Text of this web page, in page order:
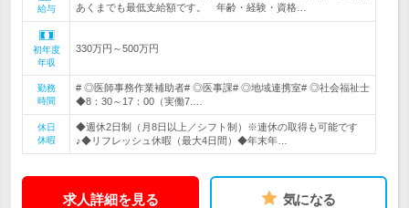
給与
あくまでも最低支給額です。 年齢・経験・資格…
初年度
年収
330万円～500万円
勤務
時間
# ◎医師事務作業補助者# ◎医事課# ◎地域連携室# ◎社会福祉士
◆8：30～17：00（実働7.…
休日
休暇
◆週休2日制（月8日以上／シフト制）※連休の取得も可能です
♪◆リフレッシュ休暇（最大4日間）◆年末年…
求人詳細を見る 気になる